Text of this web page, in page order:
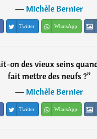
―Michèle Bernier
Twitter WhatsApp
on des vieux seins
fait mettre des neufs ?”
―Michèle Bernier
Twitter WhatsApp